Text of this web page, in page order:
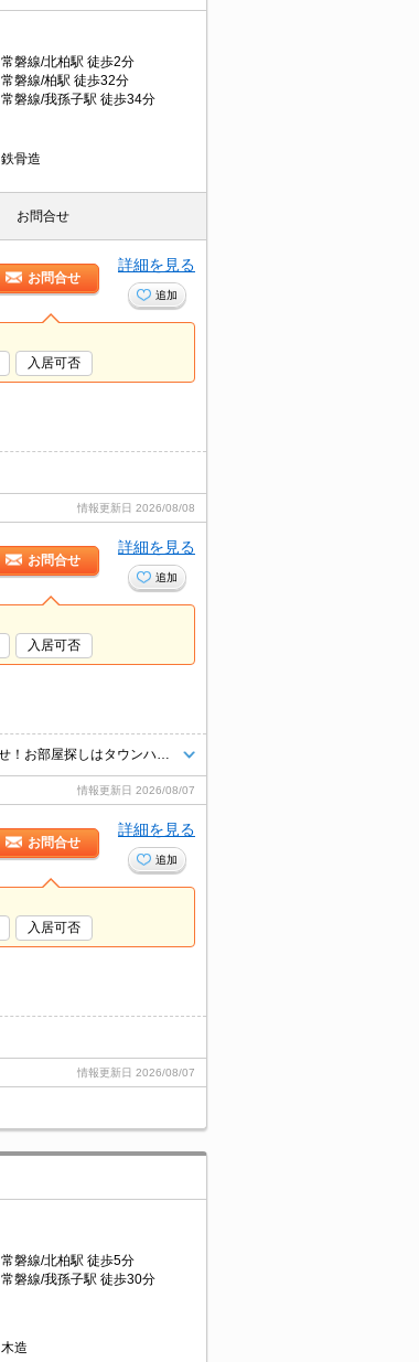
常磐線/北柏駅 徒歩2分
常磐線/柏駅 徒歩32分
常磐線/我孫子駅 徒歩34分
鉄骨造
お問合せ
お問合せ
詳細を見る
追加
入居可否
情報更新日 2026/08/08
お問合せ
詳細を見る
追加
入居可否
情報更新日 2026/08/07
お問合せ
詳細を見る
追加
入居可否
情報更新日 2026/08/07
常磐線/北柏駅 徒歩5分
常磐線/我孫子駅 徒歩30分
木造